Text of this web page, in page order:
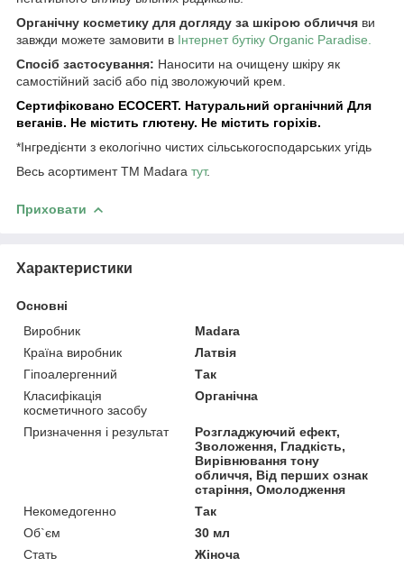
Органічну косметику для догляду за шкірою обличчя ви
завжди можете замовити в Інтернет бутіку Organic Paradise.
Спосіб застосування: Наносити на очищену шкіру як
самостійний засіб або під зволожуючий крем.
Сертифіковано ECOCERT. Натуральний органічний Для
веганів. Не містить глютену. Не містить горіхів.
*Інгредієнти з екологічно чистих сільськогосподарських угідь
Весь асортимент ТМ Madara тут.
Приховати
Характеристики
Основні
Виробник
Madara
Країна виробник
Латвія
Гіпоалергенний
Так
Класифікація
косметичного засобу
Органічна
Призначення і результат
Розгладжуючий ефект,
Зволоження, Гладкість,
Вирівнювання тону
обличчя, Від перших ознак
старіння, Омолодження
Некомедогенно
Так
Об`єм
30 мл
Стать
Жіноча